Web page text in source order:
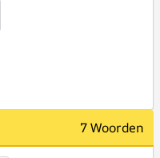
7 Woorden